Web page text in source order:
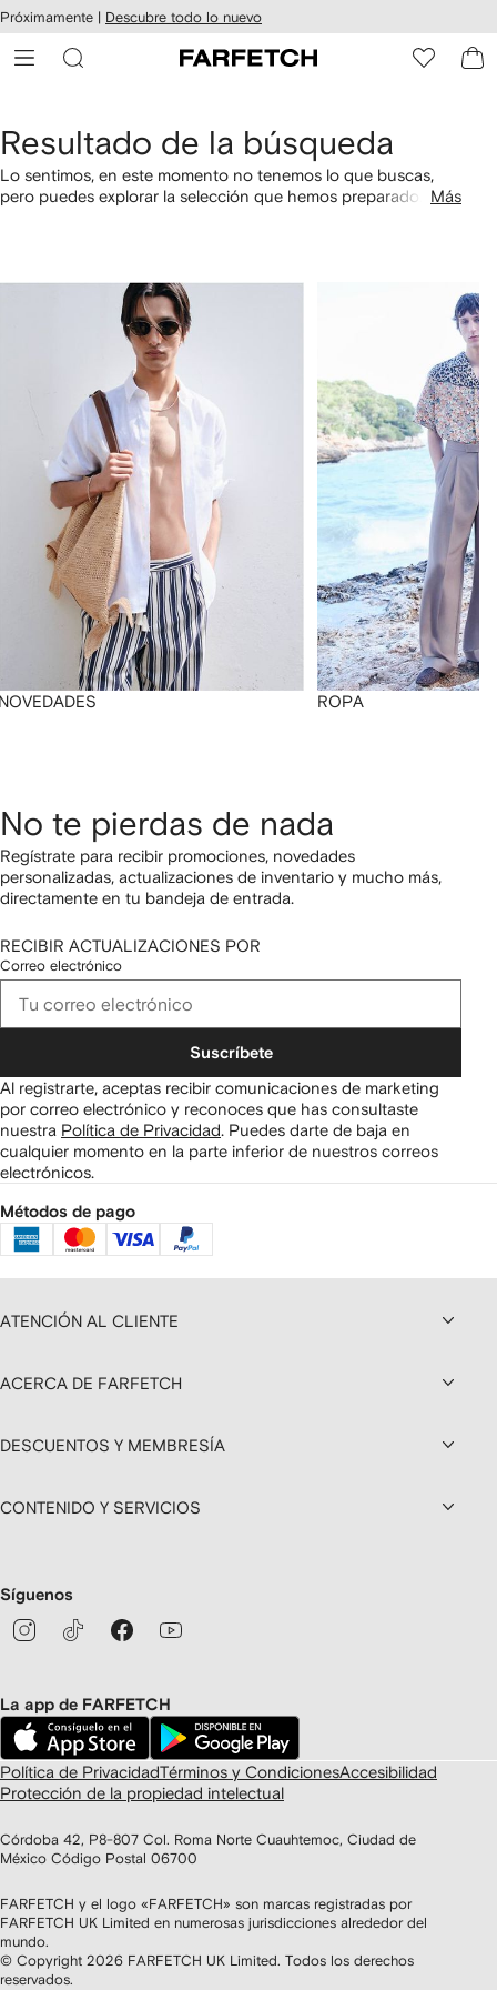
al
Próximamente | Descubre todo lo nuevo
Resultado de la búsqueda
Lo sentimos, en este momento no tenemos lo que buscas,
pero puedes explorar la selección que hemos preparado
Más
ROPA
No te pierdas de nada
Regístrate para recibir promociones, novedades
personalizadas, actualizaciones de inventario y mucho más,
directamente en tu bandeja de entrada.
RECIBIR ACTUALIZACIONES POR
Correo electrónico
Suscríbete
Al registrarte, aceptas recibir comunicaciones de marketing
por correo electrónico y reconoces que has consultaste
nuestra Política de Privacidad. Puedes darte de baja en
cualquier momento en la parte inferior de nuestros correos
electrónicos.
Métodos de pago
ATENCIÓN AL CLIENTE
ACERCA DE FARFETCH
DESCUENTOS Y MEMBRESÍA
CONTENIDO Y SERVICIOS
Síguenos
La app de FARFETCH
Política de PrivacidadTérminos y CondicionesAccesibilidad
Protección de la propiedad intelectual
Córdoba 42, P8-807 Col. Roma Norte Cuauhtemoc, Ciudad de
México Código Postal 06700
FARFETCH y el logo «FARFETCH» son marcas registradas por
FARFETCH UK Limited en numerosas jurisdicciones alrededor del
mundo.
© Copyright 2026 FARFETCH UK Limited. Todos los derechos
reservados.